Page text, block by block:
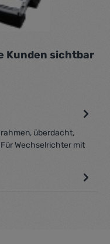
Kunden sichtbar
überdacht,
Wechselrichter mit